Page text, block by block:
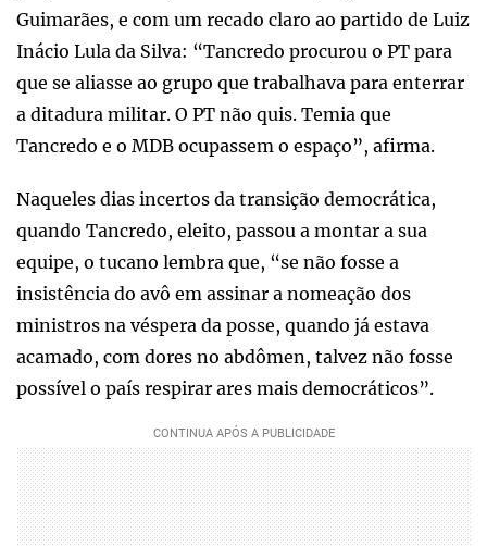
Guimarães, e com um recado claro ao partido de Luiz
Inácio Lula da Silva: “Tancredo procurou o PT para
que se aliasse ao grupo que trabalhava para enterrar
a ditadura militar. O PT não quis. Temia que
Tancredo e o MDB ocupassem o espaço”, afirma.
Naqueles dias incertos da transição democrática,
quando Tancredo, eleito, passou a montar a sua
equipe, o tucano lembra que, “se não fosse a
insistência do avô em assinar a nomeação dos
ministros na véspera da posse, quando já estava
acamado, com dores no abdômen, talvez não fosse
possível o país respirar ares mais democráticos”.